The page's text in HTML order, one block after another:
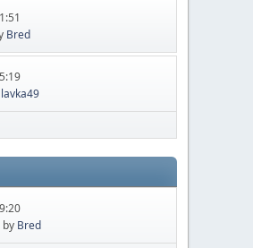
Bred
by Bred